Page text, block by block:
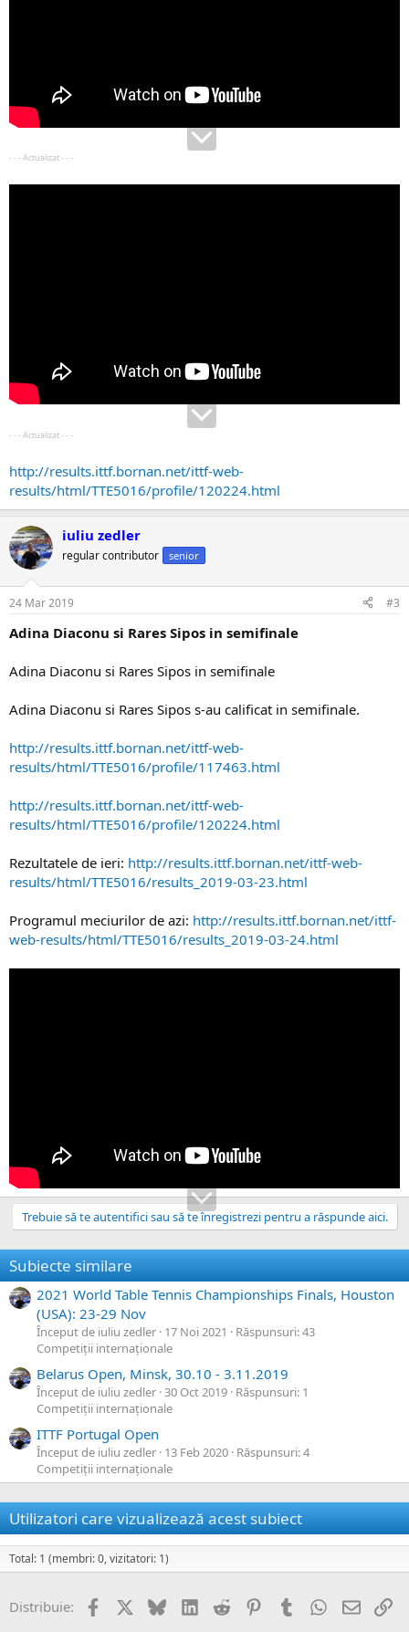
- - - Actualizat - - -
- - - Actualizat - - -
http://results.ittf.bornan.net/ittf-web-
results/html/TTE5016/profile/120224.html
iuliu zedler
regular contributor senior
24 Mar 2019 #3
Adina Diaconu si Rares Sipos in semifinale
Adina Diaconu si Rares Sipos in semifinale
Adina Diaconu si Rares Sipos s-au calificat in semifinale.
http://results.ittf.bornan.net/ittf-web-
results/html/TTE5016/profile/117463.html
http://results.ittf.bornan.net/ittf-web-
results/html/TTE5016/profile/120224.html
Rezultatele de ieri: http://results.ittf.bornan.net/ittf-web-
results/html/TTE5016/results_2019-03-23.html
Programul meciurilor de azi: http://results.ittf.bornan.net/ittf-
web-results/html/TTE5016/results_2019-03-24.html
Trebuie să te autentifici sau să te înregistrezi pentru a răspunde aici.
Subiecte similare
2021 World Table Tennis Championships Finals, Houston
(USA): 23-29 Nov
Început de iuliu zedler 17 Noi 2021
Răspunsuri: 43
Competiții internaționale
Belarus Open, Minsk, 30.10 - 3.11.2019
Început de iuliu zedler 30 Oct 2019 Răspunsuri: 1
Competiții internaționale
ITTF Portugal Open
Început de iuliu zedler 13 Feb 2020 Răspunsuri: 4
Competiții internaționale
Utilizatori care vizualizează acest subiect
Total: 1 (membri: 0, vizitatori: 1)
Distribuie: Facebook BlueskyLinkedIn
Reddit PinterestTumblr WhatsApp
Email